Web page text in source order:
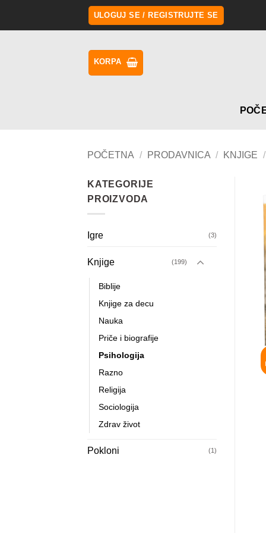
ULOGUJ SE / REGISTRUJTE SE
KORPA
POČETNA / PRODAVNICA / KNJIGE /
KATEGORIJE
PROIZVODA
Igre (3)
Knjige (199)
Biblije
Knjige za decu
Nauka
Priče i biografije
Psihologija
Razno
Religija
Sociologija
Zdrav život
Pokloni (1)